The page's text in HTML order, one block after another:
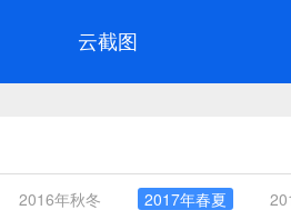
云截图
2016年秋冬 2017年春夏